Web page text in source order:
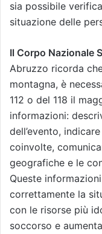
sia possibile
situazione delle
Il Corpo Nazionale
Abruzzo ricorda
montagna, è
112 o del 118 il
informazioni:
dell’evento,
coinvolte,
geografiche e le
Queste
correttamente la
con le risorse più
soccorso e